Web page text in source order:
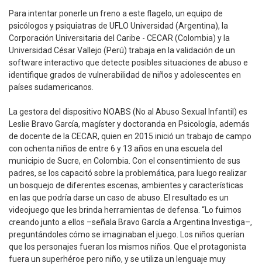
Para intentar ponerle un freno a este flagelo, un equipo de
psicólogos y psiquiatras de UFLO Universidad (Argentina), la
Corporación Universitaria del Caribe - CECAR (Colombia) y la
Universidad César Vallejo (Perú) trabaja en la validación de un
software interactivo que detecte posibles situaciones de abuso e
identifique grados de vulnerabilidad de niños y adolescentes en
países sudamericanos.
La gestora del dispositivo NOABS (No al Abuso Sexual Infantil) es
Leslie Bravo García, magíster y doctoranda en Psicología, además
de docente de la CECAR, quien en 2015 inició un trabajo de campo
con ochenta niños de entre 6 y 13 años en una escuela del
municipio de Sucre, en Colombia. Con el consentimiento de sus
padres, se los capacitó sobre la problemática, para luego realizar
un bosquejo de diferentes escenas, ambientes y características
en las que podría darse un caso de abuso. El resultado es un
videojuego que les brinda herramientas de defensa. “Lo fuimos
creando junto a ellos –señala Bravo García a Argentina Investiga–,
preguntándoles cómo se imaginaban el juego. Los niños querían
que los personajes fueran los mismos niños. Que el protagonista
fuera un superhéroe pero niño, y se utiliza un lenguaje muy